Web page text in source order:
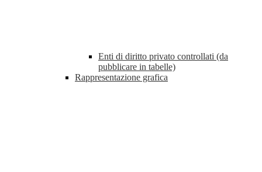
Enti di diritto privato controllati (da
pubblicare in tabelle)
Rappresentazione grafica